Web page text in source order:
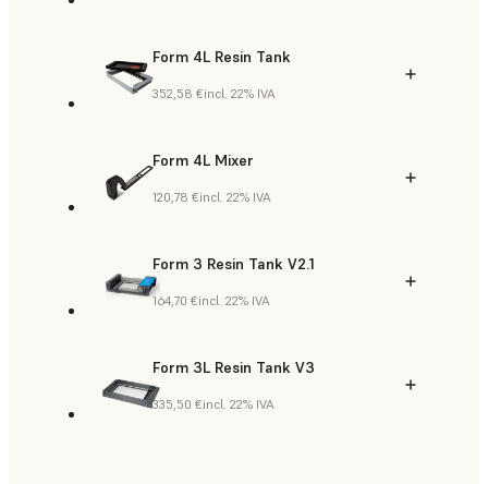
Form 4L Resin Tank
352,58 €incl. 22% IVA
Form 4L Mixer
120,78 €incl. 22% IVA
Form 3 Resin Tank V2.1
164,70 €incl. 22% IVA
Form 3L Resin Tank V3
335,50 €incl. 22% IVA